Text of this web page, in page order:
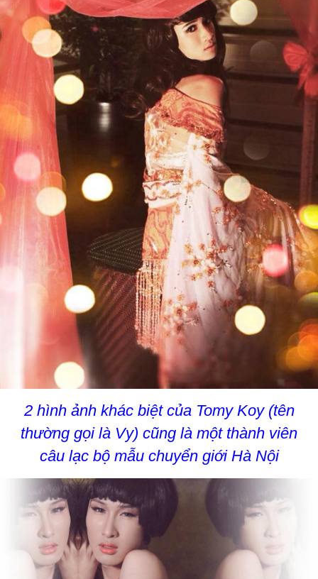
2 hình ảnh khác biệt của Tomy Koy (tên
thường gọi là Vy) cũng là một thành viên
câu lạc bộ mẫu chuyển giới Hà Nội